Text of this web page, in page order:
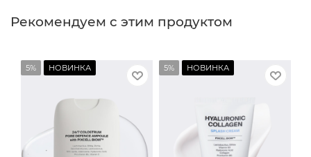
Рекомендуем с этим продуктом
5% НОВИНКА 5% НОВИНКА